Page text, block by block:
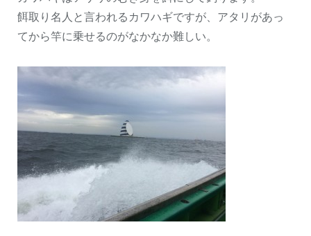
餌取り名人と言われるカワハギですが、アタリがあっ
てから竿に乗せるのがなかなか難しい。